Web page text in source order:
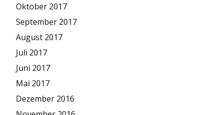
Oktober 2017
September 2017
August 2017
Juli 2017
Juni 2017
Mai 2017
Dezember 2016